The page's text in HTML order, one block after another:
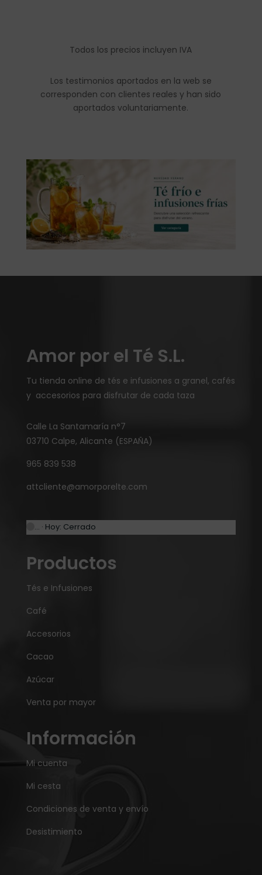
Todos los precios incluyen IVA
Los testimonios aportados en la web se
corresponden con clientes reales y han sido
aportados voluntariamente.
Amor por el Té S.L.
Tu tienda online de tés e infusiones a granel, cafés
y accesorios para disfrutar de cada taza
Calle La Santamaría n°7
03710 Calpe, Alicante (ESPAÑA)
965 839 538
attcliente@amorporelte.com
… · Hoy: Cerrado
Productos
Tés e Infusiones
Café
Accesorios
Cacao
Azúcar
Venta por mayor
Información
Mi cuenta
Mi cesta
Condiciones de venta y envío
Desistimiento